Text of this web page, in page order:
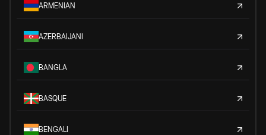
ARMENIAN
AZERBAIJANI
BANGLA
BASQUE
BENGALI